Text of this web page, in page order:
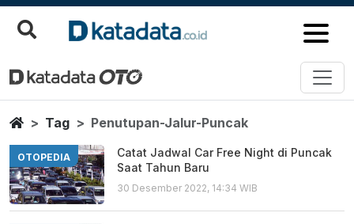
Penutupan Jalur Puncak
Berita Terbaru
HomeTag Penutupan-Jalur-Puncak
OTOPEDIA
Catat Jadwal Car Free Night di Puncak
Saat Tahun Baru
30 Desember 2022, 14:34 WIB